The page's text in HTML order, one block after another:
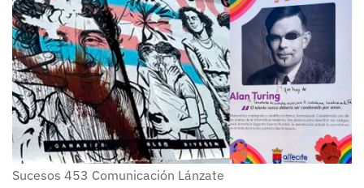
Sucesos 453 Comunicación Lánzate